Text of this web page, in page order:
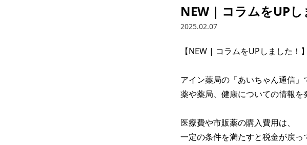
NEW | コラムをUPし
2025.02.07
【NEW | コラムをUPしました！】
アイン薬局の「あいちゃん通信」
薬や薬局、健康についての情報を
医療費や市販薬の購入費用は、
一定の条件を満たすと税金が戻